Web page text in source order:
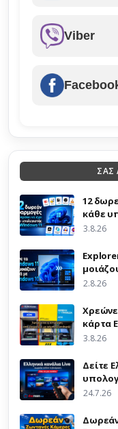
Viber
ΣΑΣ
12
κάθε
3.8.26
2.8.26
κάρτα
3.8.26
Δείτε
24.7.26